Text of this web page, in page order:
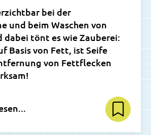
bei der
und beim Waschen von
dabei tönt es wie Zauberei:
Basis von Fett, ist Seife
von Fettflecken